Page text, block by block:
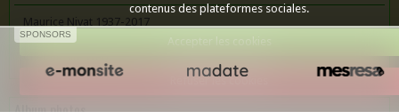
Maurice Nivat 1937-2017
SPONSORS
contenus des plateformes sociales.
Refuser les cookies